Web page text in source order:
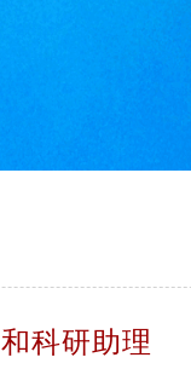
科研助理